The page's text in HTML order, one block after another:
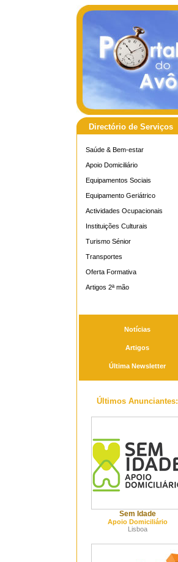
Directório de Serviços
Saúde & Bem-estar
Apoio Domiciliário
Equipamentos Sociais
Equipamento Geriátrico
Actividades Ocupacionais
Instituições Culturais
Turismo Sénior
Transportes
Oferta Formativa
Artigos 2ª mão
Notícias
Artigos
Última Newsletter
Últimos Anunciantes:
Sem Idade
Apoio Domiciliário
Lisboa